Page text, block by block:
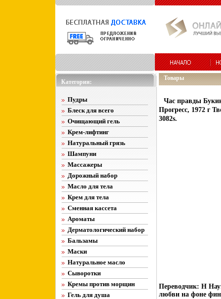
Категории:
Пудры
Блеск для всего
Очищающий гель
Крем-лифтинг
Натуральный грязь
Шампуни
Массажеры
Дорожный набор
Масло для тела
Крем для тела
Сменная кассета
Ароматы
Дерматологический набор
Бальзамы
Маски
Натуральное масло
Сыворотки
Кремы против морщин
Гель для душа
Товары
Час правды
Прогресс, 1972 г
3082s.
Переводчик: Н
любви на фоне